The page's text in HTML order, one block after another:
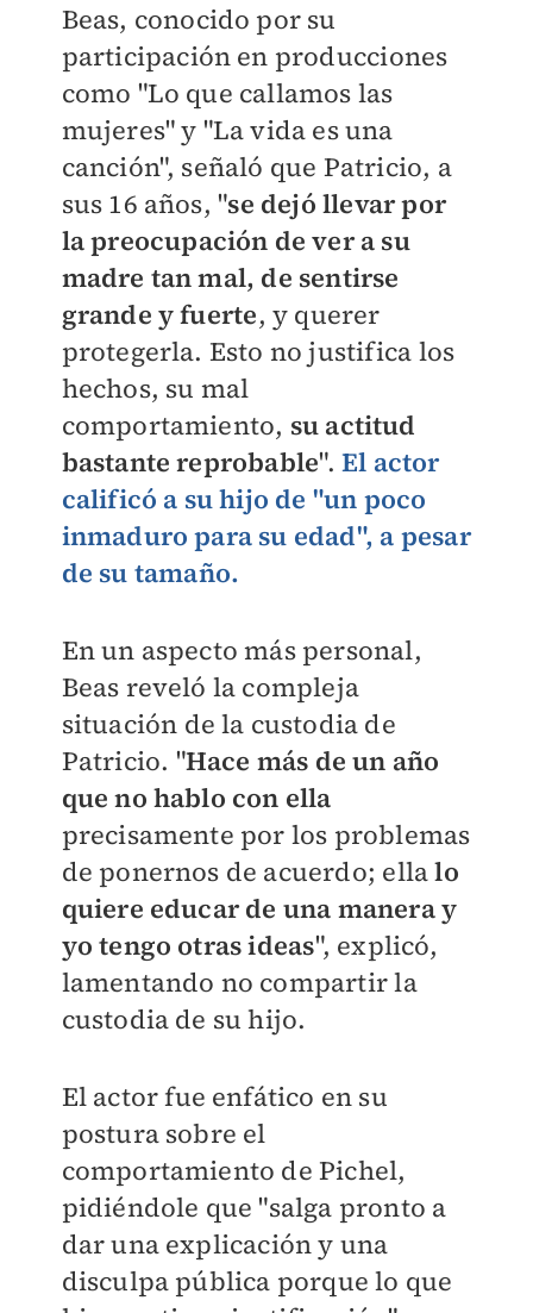
Beas, conocido por su
participación en producciones
como "Lo que callamos las
mujeres" y "La vida es una
canción", señaló que Patricio, a
sus 16 años, "se dejó llevar por
la preocupación de ver a su
madre tan mal, de sentirse
grande y fuerte, y querer
protegerla. Esto no justifica los
hechos, su mal
comportamiento, su actitud
bastante reprobable". El actor
calificó a su hijo de "un poco
inmaduro para su edad", a pesar
de su tamaño.
En un aspecto más personal,
Beas reveló la compleja
situación de la custodia de
Patricio. "Hace más de un año
que no hablo con ella
precisamente por los problemas
de ponernos de acuerdo; ellalo
quiere educar de una manera y
yo tengo otras ideas", explicó,
lamentando no compartir la
custodia de su hijo.
El actor fue enfático en su
postura sobre el
comportamiento de Pichel,
pidiéndole que "salga pronto a
dar una explicación y una
disculpa pública porque lo que